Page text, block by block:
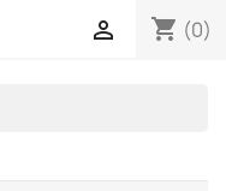
shopping_cart (0)
